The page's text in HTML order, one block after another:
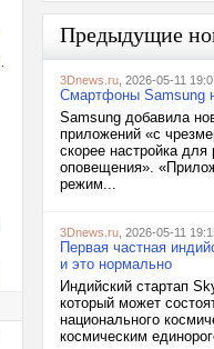
Предыдущие
3Dnews.ru , 2026-05-11
Смартфоны Samsung
Samsung добавила
приложений «с
скорее настройка
оповещения».
режим...
3Dnews.ru , 2026-05-11
Первая частная
и это нормально
Индийский стартап
который может
национального
космическим